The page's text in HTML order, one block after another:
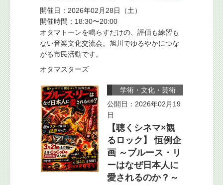
開催日：2026年02月28日（土）
開催時間：18:30〜20:00
オタマトーンを鳴らすだけの、評価も練習も
ない音楽文化交流会。旭川でゆるやかにつな
がる市民活動です。
オタマスターズ
学術・文化・芸術
公開日：2026年02月19
日
【聴くシネマ×観
るロック】 恒例企
画 ～ブルース・リ
ーはなぜ日本人に
愛されるのか？～